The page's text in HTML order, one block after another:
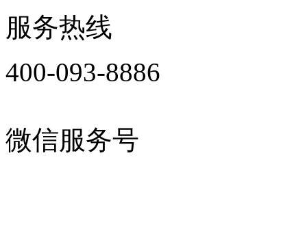
服务热线
400-093-8886
微信服务号